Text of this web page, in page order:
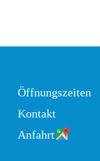
Öffnungszeiten
Kontakt
Anfahrt